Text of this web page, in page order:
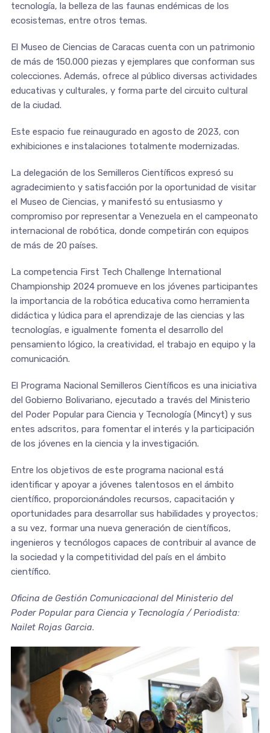
tecnología, la belleza de las faunas endémicas de los
ecosistemas, entre otros temas.
El Museo de Ciencias de Caracas cuenta con un patrimonio
de más de 150.000 piezas y ejemplares que conforman sus
colecciones. Además, ofrece al público diversas actividades
educativas y culturales, y forma parte del circuito cultural
de la ciudad.
Este espacio fue reinaugurado en agosto de 2023, con
exhibiciones e instalaciones totalmente modernizadas.
La delegación de los Semilleros Científicos expresó su
agradecimiento y satisfacción por la oportunidad de visitar
el Museo de Ciencias, y manifestó su entusiasmo y
compromiso por representar a Venezuela en el campeonato
internacional de robótica, donde competirán con equipos
de más de 20 países.
La competencia First Tech Challenge International
Championship 2024 promueve en los jóvenes participantes
la importancia de la robótica educativa como herramienta
didáctica y lúdica para el aprendizaje de las ciencias y las
tecnologías, e igualmente fomenta el desarrollo del
pensamiento lógico, la creatividad, el trabajo en equipo y la
comunicación.
El Programa Nacional Semilleros Científicos es una iniciativa
del Gobierno Bolivariano, ejecutado a través del Ministerio
del Poder Popular para Ciencia y Tecnología (Mincyt) y sus
entes adscritos, para fomentar el interés y la participación
de los jóvenes en la ciencia y la investigación.
Entre los objetivos de este programa nacional está
identificar y apoyar a jóvenes talentosos en el ámbito
científico, proporcionándoles recursos, capacitación y
oportunidades para desarrollar sus habilidades y proyectos;
a su vez, formar una nueva generación de científicos,
ingenieros y tecnólogos capaces de contribuir al avance de
la sociedad y la competitividad del país en el ámbito
científico.
Oficina de Gestión Comunicacional del Ministerio del
Poder Popular para Ciencia y Tecnología / Periodista:
Nailet Rojas Garcia.